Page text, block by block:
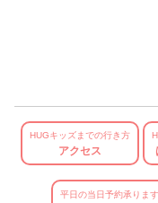
HUGキッズまでの行き方
アクセス
平日の当日予約承ります